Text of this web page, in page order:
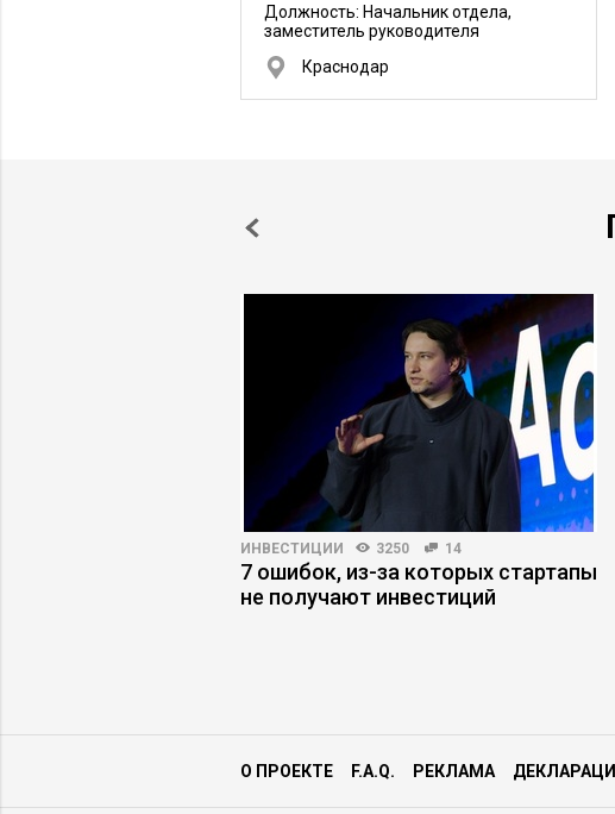
Должность: Начальник отдела,
заместитель руководителя
Краснодар
ИНВЕСТИЦИИ 3250 14
7 ошибок, из-за которых стартапы
не получают инвестиций
О ПРОЕКТЕ F.A.Q. РЕКЛАМА